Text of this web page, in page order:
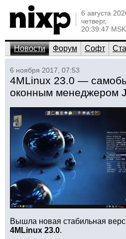
6 августа
четверг,
20:39:47 MSK
Новости Форум Софт
6 ноября 2017, 07:53
4MLinux 23.0 —
оконным менеджером
Вышла новая стабильная
4MLinux 23.0.